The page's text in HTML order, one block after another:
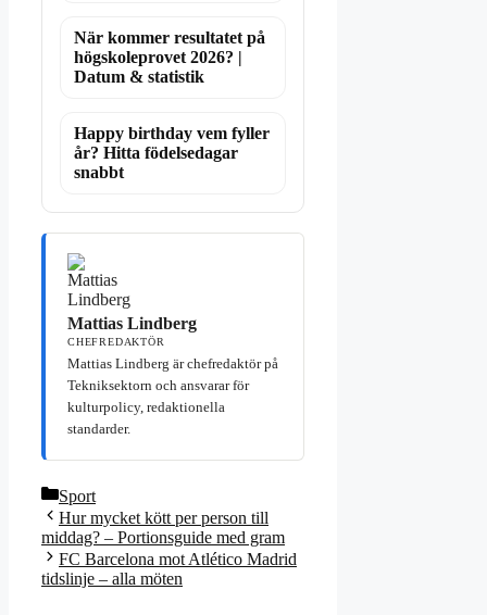
När kommer resultatet på
högskoleprovet 2026? |
Datum & statistik
Happy birthday vem fyller
år? Hitta födelsedagar
snabbt
Mattias Lindberg
CHEFREDAKTÖR
Mattias Lindberg är chefredaktör på
Tekniksektorn och ansvarar för
kulturpolicy, redaktionella
standarder.
Kategorier
Sport
Hur mycket kött per person till
middag? – Portionsguide med gram
FC Barcelona mot Atlético Madrid
tidslinje – alla möten